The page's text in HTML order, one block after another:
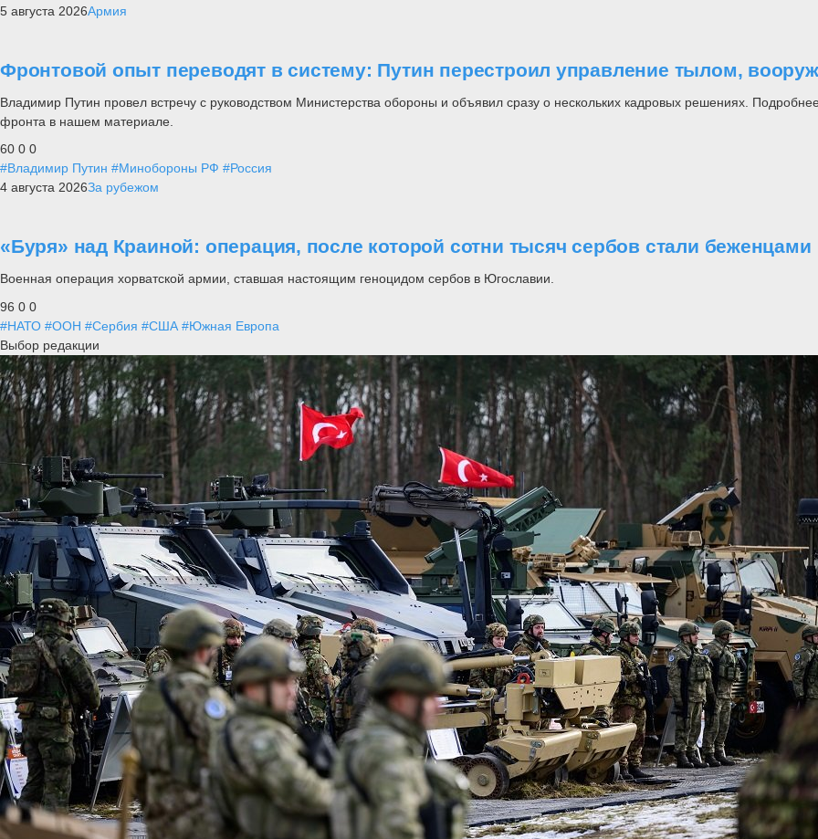
5 августа 2026Армия
Фронтовой опыт переводят в систему: Путин перестроил управление тылом,
Владимир Путин провел встречу с руководством Министерства обороны и объявил сразу о нескольких кадровых решениях.
фронта в нашем материале.
60 0 0
#Владимир Путин #Минобороны РФ #Россия
4 августа 2026За рубежом
«Буря» над Краиной: операция, после которой сотни тысяч сербов стали беженцами
Военная операция хорватской армии, ставшая настоящим геноцидом сербов в Югославии.
96 0 0
#НАТО #ООН #Сербия #США #Южная Европа
Выбор редакции